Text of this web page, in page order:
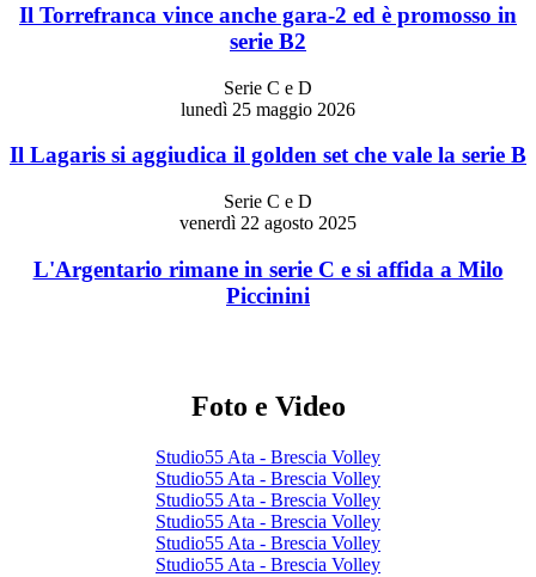
Il Torrefranca vince anche gara-2 ed è promosso in
serie B2
Serie C e D
lunedì 25 maggio 2026
Il Lagaris si aggiudica il golden set che vale la serie B
Serie C e D
venerdì 22 agosto 2025
L'Argentario rimane in serie C e si affida a Milo
Piccinini
Foto e Video
Studio55 Ata - Brescia Volley
Studio55 Ata - Brescia Volley
Studio55 Ata - Brescia Volley
Studio55 Ata - Brescia Volley
Studio55 Ata - Brescia Volley
Studio55 Ata - Brescia Volley